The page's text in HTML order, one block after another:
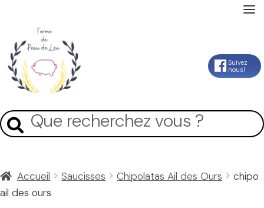
Aller
navigation
Aller
Suivez
nous!
Mon Compte
Recherche
pour :
Recherche
Accueil Saucisses Chipolatas Ail des Ours
chipo
ail des ours